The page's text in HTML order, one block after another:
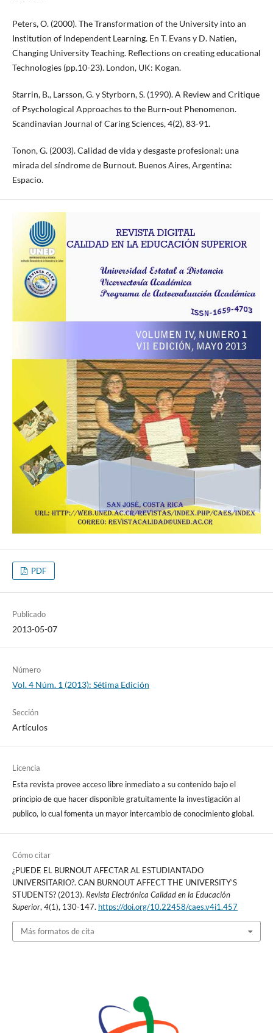
Peters, O. (2000). The Transformation of the University into an
Institution of Independent Learning. En T. Evans y D. Natien,
Changing University Teaching. Reflections on creating educational
Technologies (pp.10-23). London, UK: Kogan.
Starrin, B., Larsson, G. y Styrborn, S. (1990). A Review and Critique
of Psychological Approaches to the Burn-out Phenomenon.
Scandinavian Journal of Caring Sciences, 4(2), 83-91.
Tonon, G. (2003). Calidad de vida y desgaste profesional: una
mirada del síndrome de Burnout. Buenos Aires, Argentina:
Espacio.
PDF
Publicado
2013-05-07
Número
Vol. 4 Núm. 1 (2013): Sétima Edición
Sección
Artículos
Licencia
Esta revista provee acceso libre inmediato a su contenido bajo el
principio de que hacer disponible gratuitamente la investigación al
publico, lo cual fomenta un mayor intercambio de conocimiento global.
Cómo citar
¿PUEDE EL BURNOUT AFECTAR AL ESTUDIANTADO
UNIVERSITARIO?. CAN BURNOUT AFFECT THE UNIVERSITY’S
STUDENTS? (2013). Revista Electrónica Calidad en la Educación
Superior, 4(1), 130-147. https://doi.org/10.22458/caes.v4i1.457
Más formatos de cita